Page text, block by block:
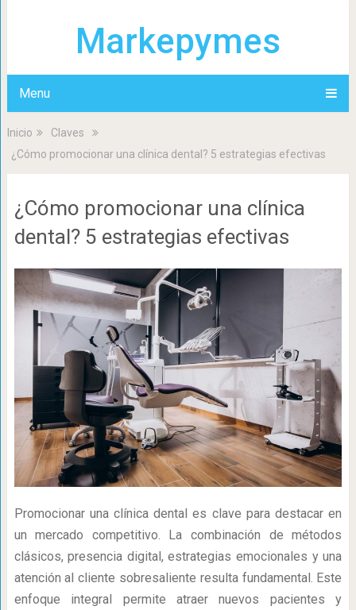
Markepymes
Menu
Inicio
Claves
¿Cómo promocionar una clínica dental? 5 estrategias efectivas
¿Cómo promocionar una clínica
dental? 5 estrategias efectivas
Promocionar una clínica dental es clave para destacar en
un mercado competitivo. La combinación de métodos
clásicos, presencia digital, estrategias emocionales y una
atención al cliente sobresaliente resulta fundamental. Este
enfoque integral permite atraer nuevos pacientes y